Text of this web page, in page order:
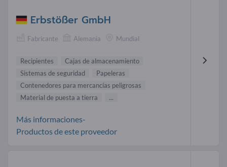
Erbstößer GmbH
Fabricante Alemania Mundial
Recipientes
Cajas de almacenamiento
Sistemas de seguridad
Papeleras
Contenedores para mercancías peligrosas
Material de puesta a tierra
...
Más informaciones-
Productos de este proveedor